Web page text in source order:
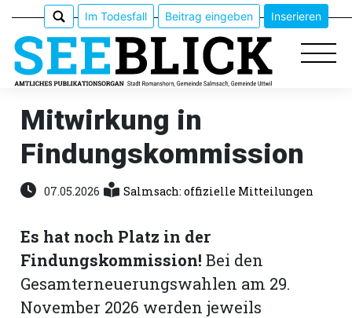
Epaper
Veranstaltungen
Erlebnisführer
App
Im Todesfall Beitrag eingeben Inserieren
Mitwirkung in
Findungskommission
07.05.2026 Salmsach: offizielle Mitteilungen
Es hat noch Platz in der
Findungskommission! Bei den
Gesamterneuerungswahlen am 29.
November 2026 werden jeweils